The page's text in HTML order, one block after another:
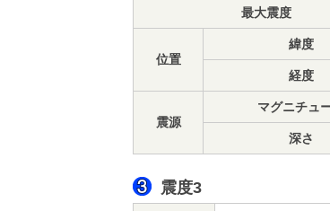
最大震度
位置
緯度
経度
震源
マグニチュ
深さ
震度3